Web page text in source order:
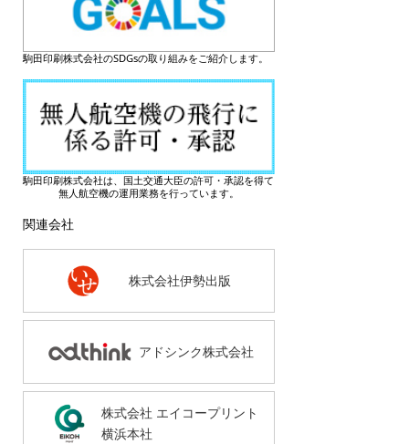
駒田印刷株式会社のSDGsの取り組みをご紹介します。
駒田印刷株式会社は、国土交通大臣の許可・承認を得て
無人航空機の運用業務を行っています。
関連会社
株式会社伊勢出版
アドシンク株式会社
株式会社 エイコープリント
横浜本社